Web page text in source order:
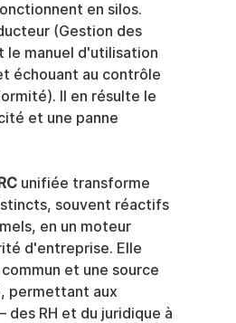
en silos.
(Gestion des
le manuel d'utilisation
échouant au contrôle
Il en résulte le
et une panne
unifiée transforme
souvent réactifs
en un moteur
d'entreprise. Elle
et une source
permettant aux
RH et du juridique à